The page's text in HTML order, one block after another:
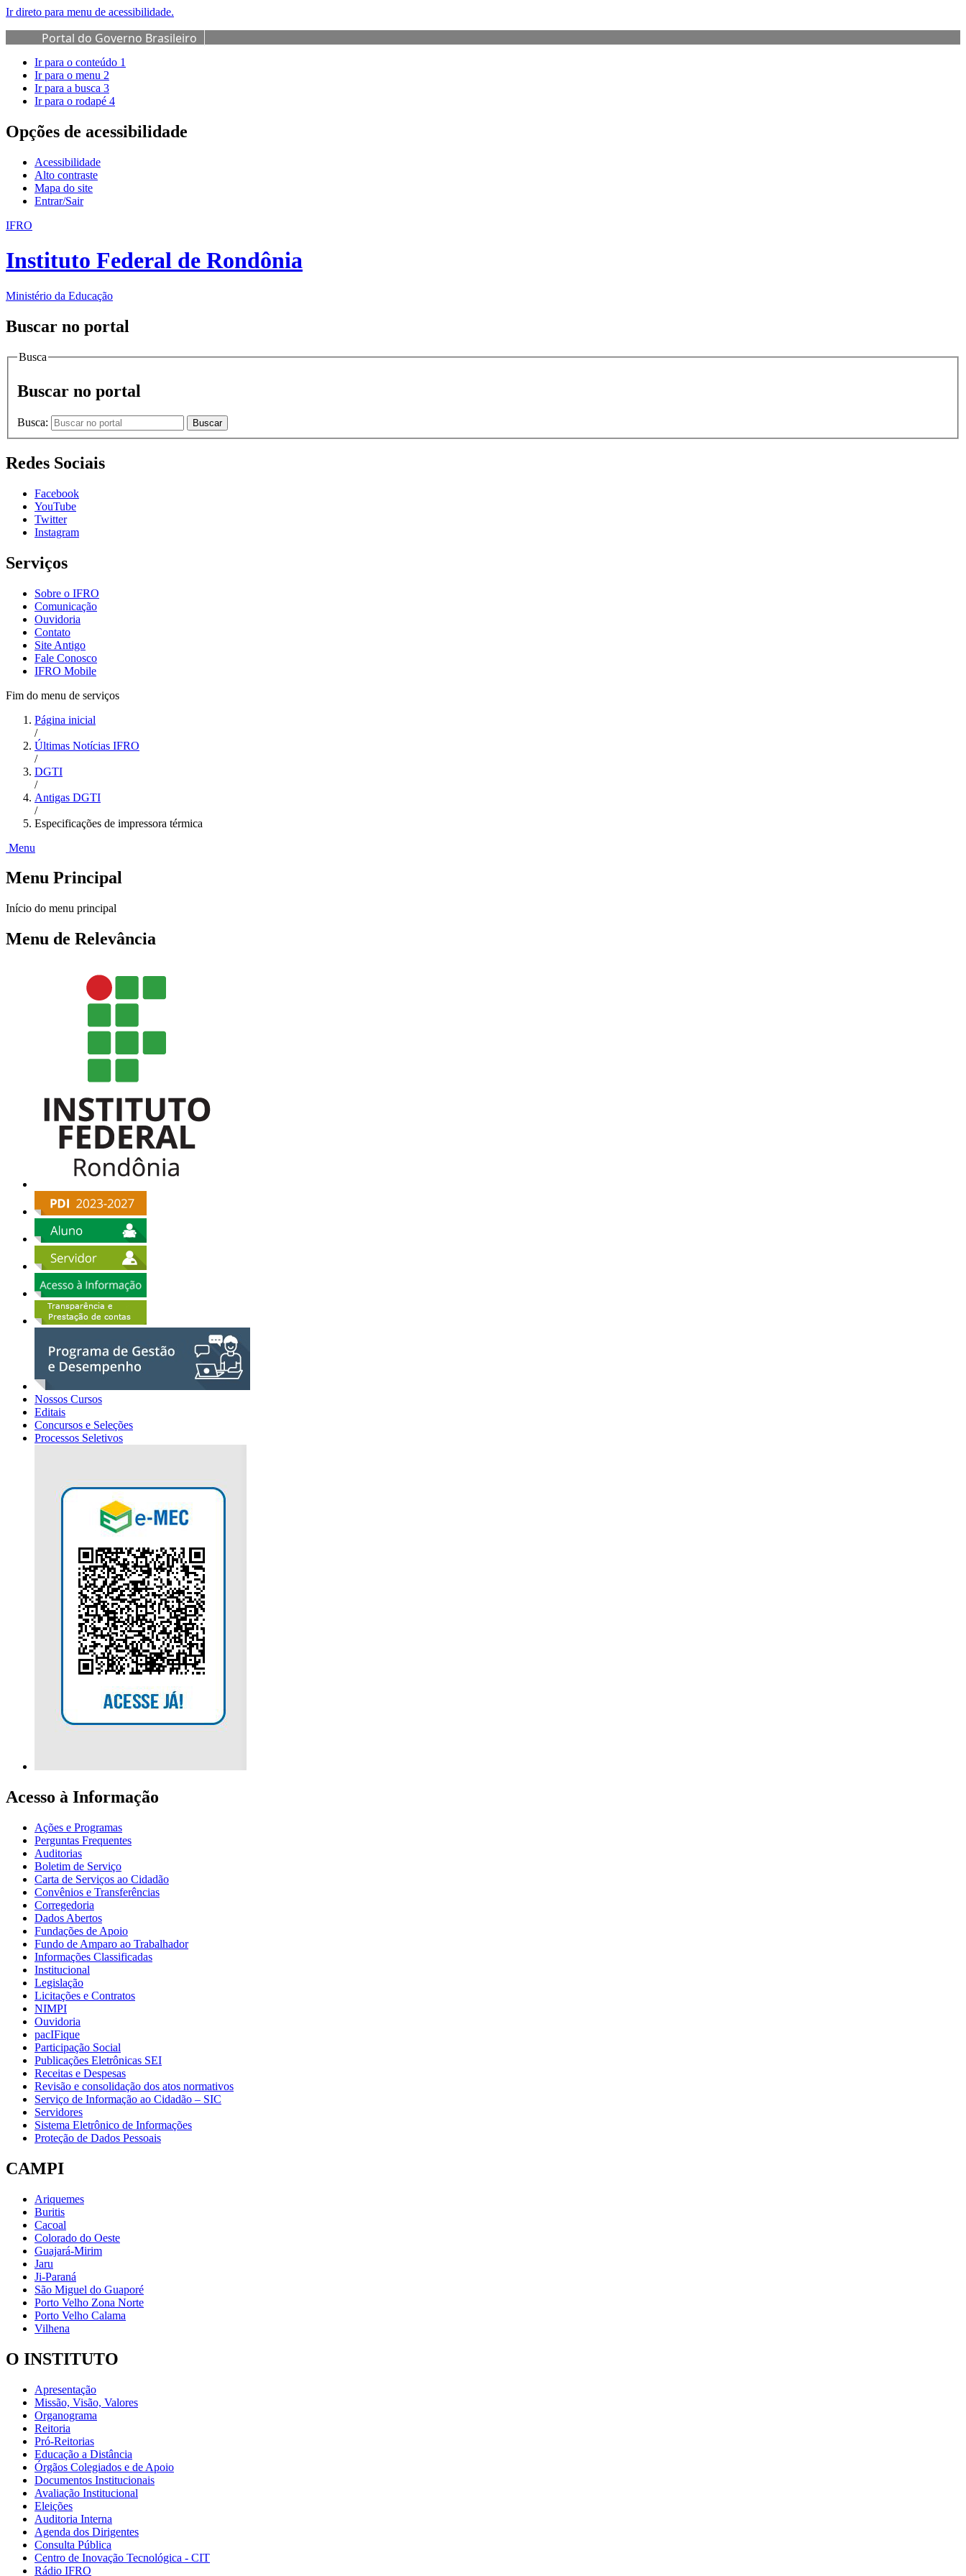
Ir direto para menu de acessibilidade.
Portal do Governo Brasileiro
Ir para o conteúdo 1
Ir para o menu 2
Ir para a busca 3
Ir para o rodapé 4
Opções de acessibilidade
Acessibilidade
Alto contraste
Mapa do site
Entrar/Sair
IFRO
Instituto Federal de Rondônia
Ministério da Educação
Buscar no portal
Busca
Buscar no portal
Busca: Buscar
Redes Sociais
Facebook
YouTube
Twitter
Instagram
Serviços
Sobre o IFRO
Comunicação
Ouvidoria
Contato
Site Antigo
Fale Conosco
IFRO Mobile
Fim do menu de serviços
Página inicial
/
Últimas Notícias IFRO
/
DGTI
/
Antigas DGTI
/
Especificações de impressora térmica
Menu
Menu Principal
Início do menu principal
Menu de Relevância
Nossos Cursos
Editais
Concursos e Seleções
Processos Seletivos
Acesso à Informação
Ações e Programas
Perguntas Frequentes
Auditorias
Boletim de Serviço
Carta de Serviços ao Cidadão
Convênios e Transferências
Corregedoria
Dados Abertos
Fundações de Apoio
Fundo de Amparo ao Trabalhador
Informações Classificadas
Institucional
Legislação
Licitações e Contratos
NIMPI
Ouvidoria
pacIFique
Participação Social
Publicações Eletrônicas SEI
Receitas e Despesas
Revisão e consolidação dos atos normativos
Serviço de Informação ao Cidadão – SIC
Servidores
Sistema Eletrônico de Informações
Proteção de Dados Pessoais
CAMPI
Ariquemes
Buritis
Cacoal
Colorado do Oeste
Guajará-Mirim
Jaru
Ji-Paraná
São Miguel do Guaporé
Porto Velho Zona Norte
Porto Velho Calama
Vilhena
O INSTITUTO
Apresentação
Missão, Visão, Valores
Organograma
Reitoria
Pró-Reitorias
Educação a Distância
Órgãos Colegiados e de Apoio
Documentos Institucionais
Avaliação Institucional
Eleições
Auditoria Interna
Agenda dos Dirigentes
Consulta Pública
Centro de Inovação Tecnológica - CIT
Rádio IFRO